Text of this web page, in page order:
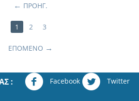
ΠΡΟΗΓ.
1 2 3
ΕΠΌΜΕΝΟ
: Facebook Twitter